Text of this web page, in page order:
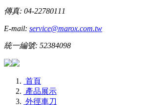
傳真: 04-22780111
E-mail: service@marox.com.tw
統一編號: 52384098
首頁
產品展示
外徑車刀